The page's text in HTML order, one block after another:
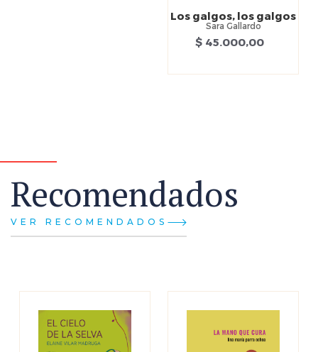
Los galgos, los galgos
Sara Gallardo
$ 45.000,00
Recomendados
VER RECOMENDADOS